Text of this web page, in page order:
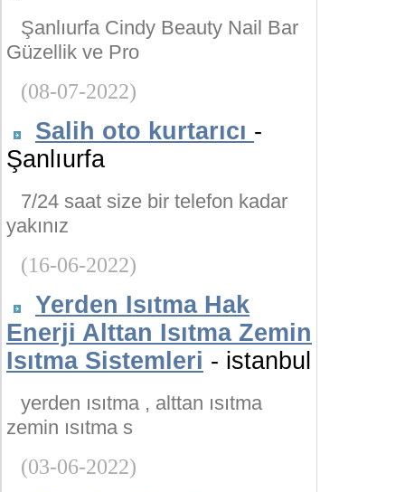
Şanlıurfa Cindy Beauty Nail Bar
Güzellik ve Pro
(08-07-2022)
Salih oto kurtarıcı -
Şanlıurfa
7/24 saat size bir telefon kadar
yakınız
(16-06-2022)
Yerden Isıtma Hak
Enerji Alttan Isıtma Zemin
Isıtma Sistemleri - istanbul
yerden ısıtma , alttan ısıtma
zemin ısıtma s
(03-06-2022)